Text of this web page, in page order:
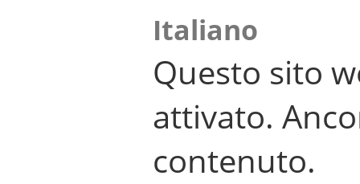
Italiano
Questo sito
attivato.
contenuto.